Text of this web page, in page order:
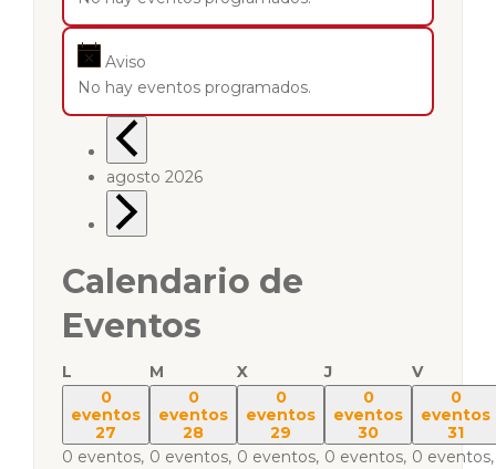
Aviso
No hay eventos programados.
agosto 2026
Calendario de
Eventos
L M X J
V
0
eventos
27
0 eventos,
0
eventos
28
0 eventos,
0
eventos
29
0 eventos,
0
eventos
30
0 eventos,
0
eventos
31
0 eventos,